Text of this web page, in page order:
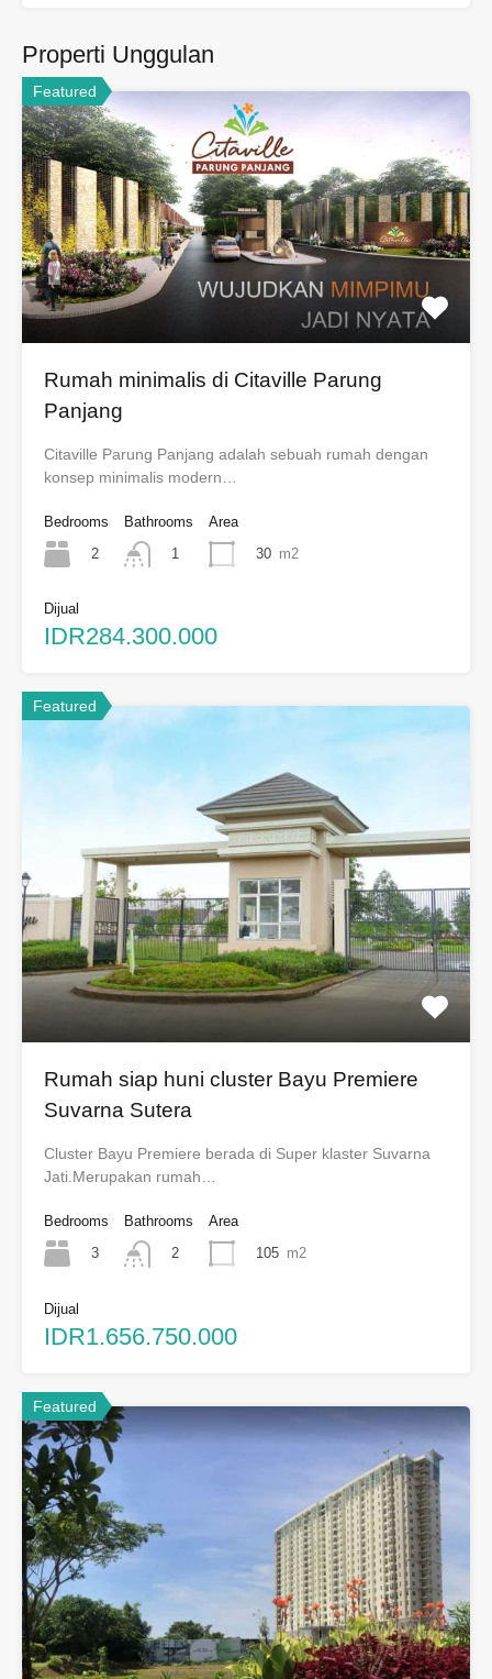
Properti Unggulan
Featured
Rumah minimalis di Citaville Parung
Panjang
Citaville Parung Panjang adalah sebuah rumah dengan
konsep minimalis modern…
Bedrooms
2
Bathrooms
1
Area
30 m2
Dijual
IDR284.300.000
Featured
Rumah siap huni cluster Bayu Premiere
Suvarna Sutera
Cluster Bayu Premiere berada di Super klaster Suvarna
Jati.Merupakan rumah…
Bedrooms
3
Bathrooms
2
Area
105 m2
Dijual
IDR1.656.750.000
Featured